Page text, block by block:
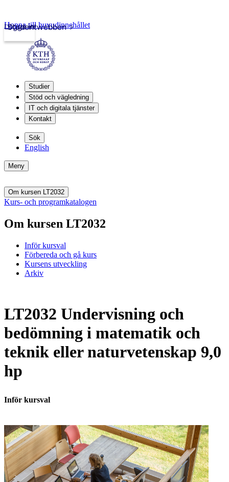
Studentwebben
Logga in
Hoppa till huvudinnehållet
Studier
Stöd och vägledning
IT och digitala tjänster
Kontakt
Sök
English
Meny
Om kursen LT2032
Kurs- och programkatalogen
Om kursen LT2032
Inför kursval
Förbereda och gå kurs
Kursens utveckling
Arkiv
LT2032 Undervisning och
bedömning i matematik och
teknik eller naturvetenskap 9,0
hp
Inför kursval